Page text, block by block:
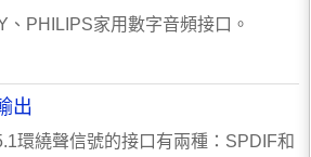
PHILIPS家用數字音頻接口。
出
環繞聲信號的接口有兩種：SPDIF和